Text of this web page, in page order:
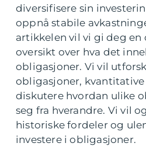
diversifisere sin
oppnå stabile
artikkelen vil vi gi deg
oversikt over hva det
obligasjoner. Vi vil
obligasjoner,
diskutere hvordan ulike
seg fra hverandre. Vi vil
historiske fordeler og
investere i obligasjoner.